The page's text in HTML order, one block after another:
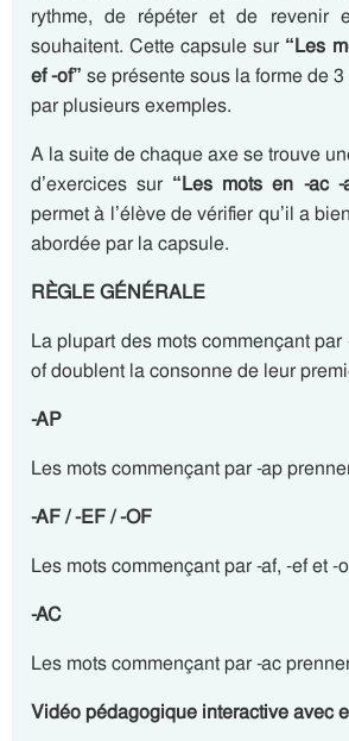
rythme, de répéter et de revenir
souhaitent. Cette capsule sur “Les
ef -of” se présente sous la forme de
par plusieurs exemples.
A la suite de chaque axe se trouve
d’exercices sur “Les mots en -ac -
permet à l’élève de vérifier qu’il a
abordée par la capsule.
RÈGLE GÉNÉRALE
La plupart des mots commençant par
of doublent la consonne de leur
-AP
Les mots commençant par -ap
-AF / -EF / -OF
Les mots commençant par -af, -ef et -
-AC
Les mots commençant par -ac
Vidéo pédagogique interactive avec